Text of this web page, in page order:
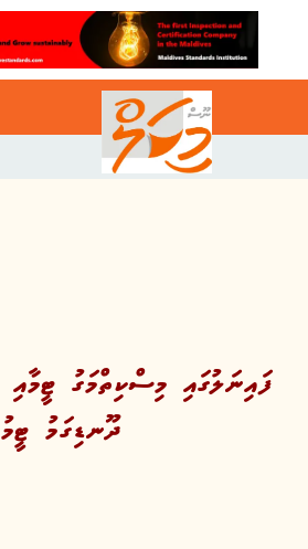
ދޫނޑިގަމު ޓީމު